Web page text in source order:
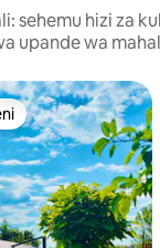
sehemu hizi za
upande wa